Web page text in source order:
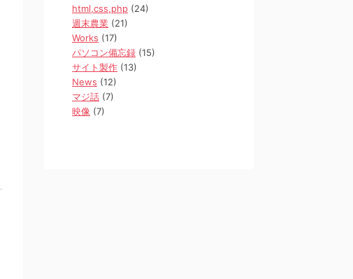
html,css,php (24)
週末農業 (21)
Works (17)
パソコン備忘録 (15)
サイト製作 (13)
News (12)
マジ話 (7)
映像 (7)